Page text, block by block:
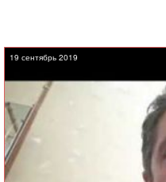
19 сентябрь 2019